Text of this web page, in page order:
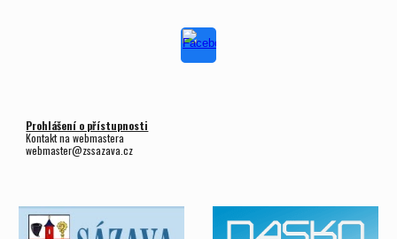
Prohlášení o přístupnosti
Kontakt na webmastera
webmaster@zssazava.cz